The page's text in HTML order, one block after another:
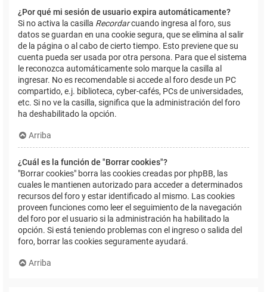
¿Por qué mi sesión de usuario expira automáticamente?
Si no activa la casilla Recordarcuando ingresa al foro, sus
datos se guardan en una cookie segura, que se elimina al salir
de la página o al cabo de cierto tiempo. Esto previene que su
cuenta pueda ser usada por otra persona. Para que el sistema
le reconozca automáticamente solo marque la casilla al
ingresar. No es recomendable si accede al foro desde un PC
compartido, e.j. biblioteca, cyber-cafés, PCs de universidades,
etc. Si no ve la casilla, significa que la administración del foro
ha deshabilitado la opción.
Arriba
¿Cuál es la función de "Borrar cookies"?
"Borrar cookies" borra las cookies creadas por phpBB, las
cuales le mantienen autorizado para acceder a determinados
recursos del foro y estar identificado al mismo. Las cookies
proveen funciones como leer el seguimiento de la navegación
del foro por el usuario si la administración ha habilitado la
opción. Si está teniendo problemas con el ingreso o salida del
foro, borrar las cookies seguramente ayudará.
Arriba